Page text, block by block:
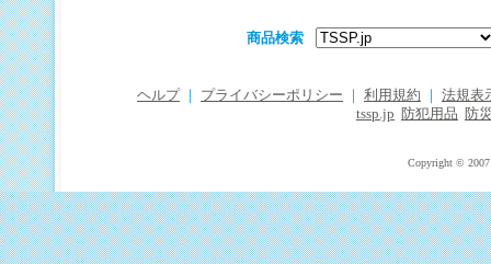
商品検索
ヘルプ プライバシーポリシー 利用規約
法規表
tssp.jp
防犯用品 防
Copyright © 2007